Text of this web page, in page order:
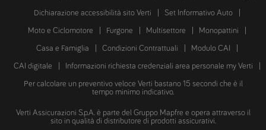
Dichiarazione accessibilità sito Verti Set Informativo Auto
Moto e Ciclomotore Furgone Multisettore Monopattini
Casa e Famiglia Condizioni Contrattuali Modulo CAI
CAI digitale Informazioni richiesta credenziali area personale my Verti
Per calcolare un preventivo veloce Verti bastano 15 secondi che è il
tempo minimo indicativo.
Verti Assicurazioni S.p.A. è parte del Gruppo Mapfre e opera attraverso il
sito in qualità di distributore di prodotti assicurativi.